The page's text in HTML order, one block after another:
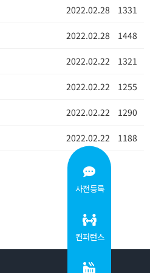
2022.02.28 1331
2022.02.28 1448
2022.02.22 1321
2022.02.22 1255
2022.02.22 1290
2022.02.22 1188
사전등록
컨퍼런스